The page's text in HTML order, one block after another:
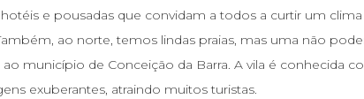
hotéis e pousadas que convidam a todos a curtir um
ao norte, temos lindas praias, mas uma não
município de Conceição da Barra. A vila é conhecida
exuberantes, atraindo muitos turistas.